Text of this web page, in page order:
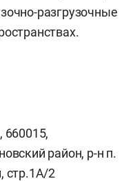
разгрузочные
660015,
район, р-н п.
стр.1А/2